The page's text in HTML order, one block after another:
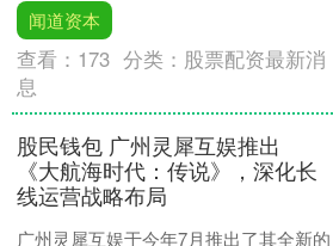
闻道资本
查看： 173 分类： 股票配资最新消
息
股民钱包 广州灵犀互娱推出
《大航海时代：传说》，深化长
线运营战略布局
广州灵犀互娱于今年7月推出了其全新的